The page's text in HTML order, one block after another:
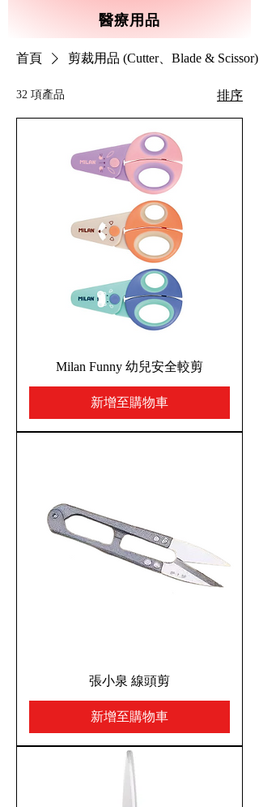
醫療用品
首頁 剪裁用品 (Cutter、Blade & Scissor)
32 項產品 排序
Milan Funny 幼兒安全較剪
新增至購物車
張小泉 線頭剪
新增至購物車